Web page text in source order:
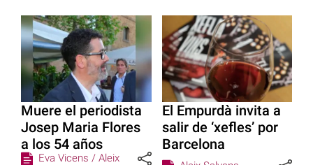
Muere el periodista
Josep Maria Flores
a los 54 años
Eva Vicens / Aleix
El Empurdà invita a
salir de ‘xefles’ por
Barcelona